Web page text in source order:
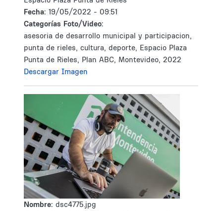
Fecha: 19/05/2022 - 09:51
Categorías Foto/Video:
asesoria de desarrollo municipal y participacion,
punta de rieles, cultura, deporte, Espacio Plaza
Punta de Rieles, Plan ABC, Montevideo, 2022
Descargar Imagen
Nombre: dsc4775.jpg